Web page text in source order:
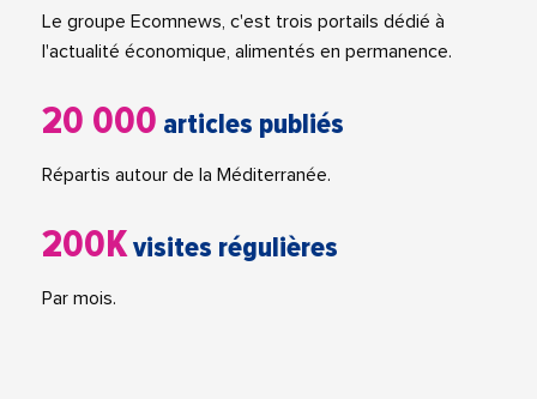
Le groupe Ecomnews, c'est trois portails dédié à
l'actualité économique, alimentés en permanence.
20 000 articles publiés
Répartis autour de la Méditerranée.
200Kvisites régulières
Par mois.